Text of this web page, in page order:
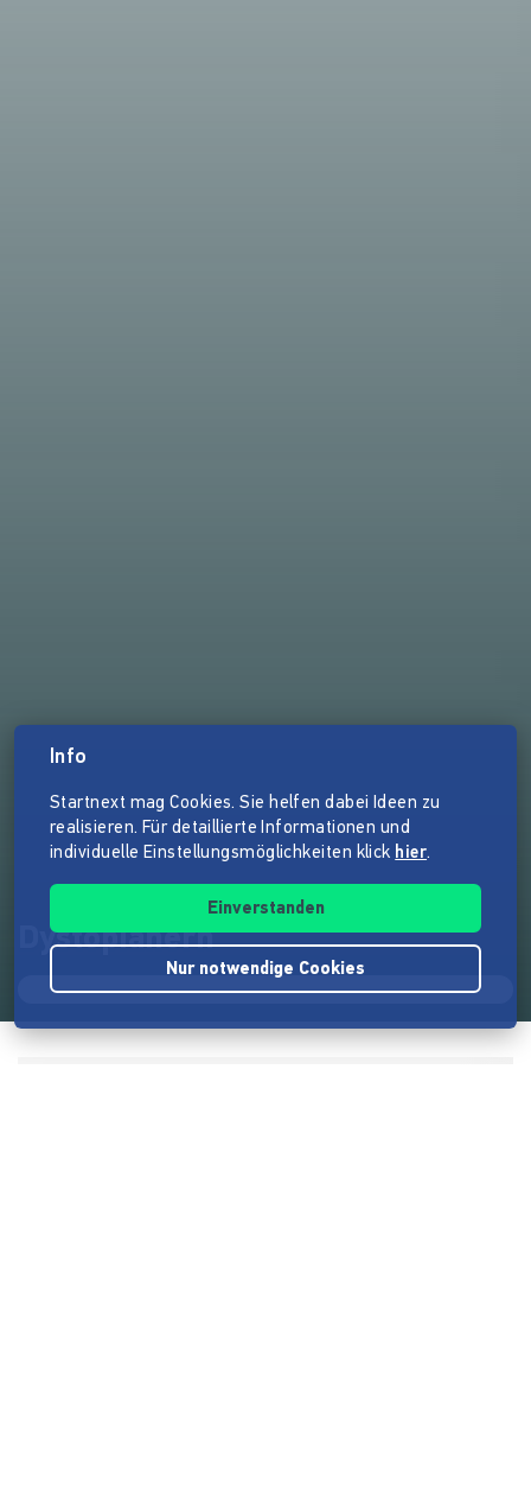
Dystopianern
Info
Startnext mag Cookies. Sie helfen dabei Ideen zu
realisieren. Für detaillierte Informationen und
individuelle Einstellungsmöglichkeiten klick hier.
Einverstanden
Nur notwendige Cookies